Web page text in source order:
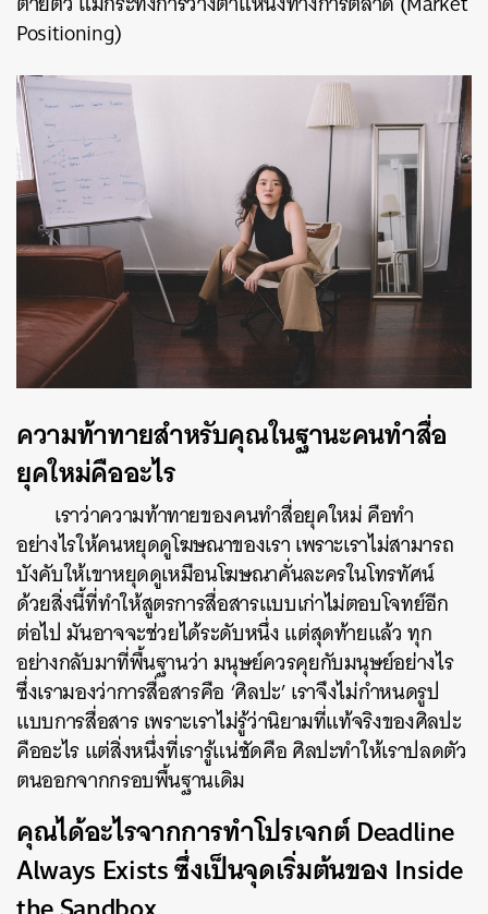
Positioning)
ความท้าทายสำหรับคุณในฐานะคนทำสื่อ
ยุคใหม่คืออะไร
เราว่าความท้าทายของคนทำสื่อยุคใหม่ คือทำ
อย่างไรให้คนหยุดดูโฆษณาของเรา เพราะเราไม่สามารถ
บังคับให้เขาหยุดดูเหมือนโฆษณาคั่นละครในโทรทัศน์
ด้วยสิ่งนี้ที่ทำให้สูตรการสื่อสารแบบเก่าไม่ตอบโจทย์อีก
ต่อไป มันอาจจะช่วยได้ระดับหนึ่ง แต่สุดท้ายแล้ว ทุก
อย่างกลับมาที่พื้นฐานว่า มนุษย์ควรคุยกับมนุษย์อย่างไร
ซึ่งเรามองว่าการสื่อสารคือ ‘ศิลปะ’ เราจึงไม่กำหนดรูป
แบบการสื่อสาร เพราะเราไม่รู้ว่านิยามที่แท้จริงของศิลปะ
คืออะไร แต่สิ่งหนึ่งที่เรารู้แน่ชัดคือ ศิลปะทำให้เราปลดตัว
ตนออกจากกรอบพื้นฐานเดิม
คุณได้อะไรจากการทำโปรเจกต์ Deadline
Always Exists ซึ่งเป็นจุดเริ่มต้นของ Inside